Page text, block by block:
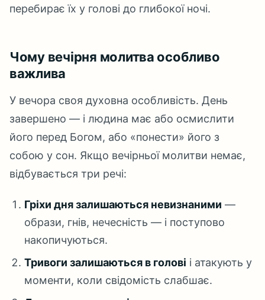
перебирає їх у голові до глибокої ночі.
Чому вечірня молитва особливо
важлива
У вечора своя духовна особливість. День
завершено — і людина має або осмислити
його перед Богом, або «понести» його з
собою у сон. Якщо вечірньої молитви немає,
відбувається три речі:
Гріхи дня залишаються невизнаними —
образи, гнів, нечесність — і поступово
накопичуються.
Тривоги залишаються в голові і атакують у
моменти, коли свідомість слабшає.